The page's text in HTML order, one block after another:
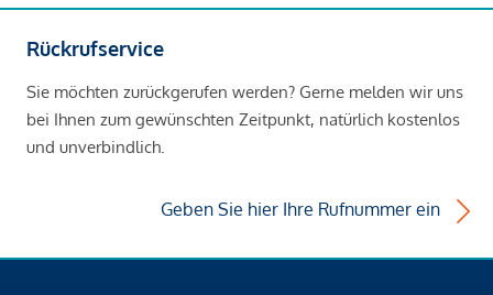
Rückrufservice
Sie möchten zurückgerufen werden? Gerne melden wir uns
bei Ihnen zum gewünschten Zeitpunkt, natürlich kostenlos
und unverbindlich.
Geben Sie hier Ihre Rufnummer ein